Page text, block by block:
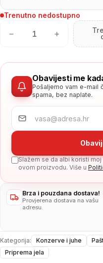
Trenutno nedostupno
− +
Obavijesti me
Pošaljemo vam e-mail
spama, bez naplate.
Slažem se da albi koristi
ovom proizvodu. Više u
Brza i pouzdana dostava!
Provjerena dostava na vašu
adresu.
Kategorija: Konzerve i juhe
Priprema jela